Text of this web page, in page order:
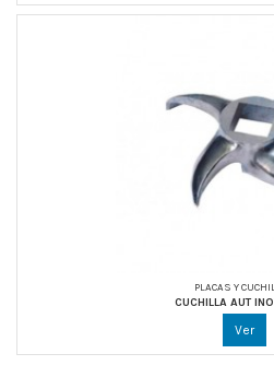
PLACAS Y
CUCHILLA AUT
Ver